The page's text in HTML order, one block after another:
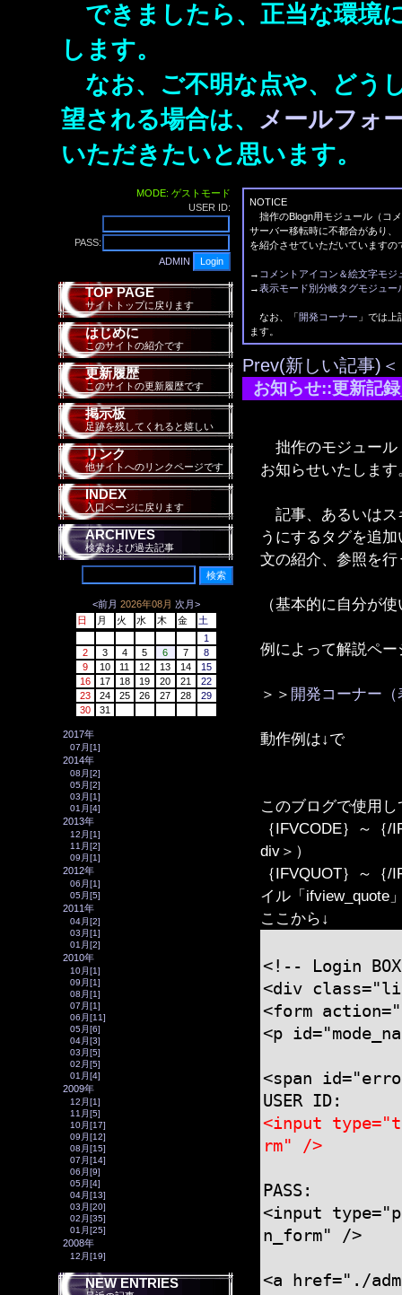
できましたら、正当な環境
します。
なお、ご不明な点や、どう
望される場合は、 メールフォ
いただきたいと思います。
MODE: ゲストモード
USER ID:
PASS:
ADMIN
TOP PAGE
サイトトップに戻ります
はじめに
このサイトの紹介です
更新履歴
このサイトの更新履歴です
掲示板
足跡を残してくれると嬉しい
リンク
他サイトへのリンクページです
INDEX
入口ページに戻ります
ARCHIVES
検索および過去記事
<前月 2026年08月 次月>
日
月 火 水 木 金
土
1
2
3 4 5 6 7
8
9
10 11 12 13 14
15
16
17 18 19 20 21
22
23
24 25 26 27 28
29
30
31
2017年
07月[1]
2014年
08月[2]
05月[2]
03月[1]
01月[4]
2013年
12月[1]
11月[2]
09月[1]
2012年
06月[1]
05月[5]
2011年
04月[2]
03月[1]
01月[2]
2010年
10月[1]
09月[1]
08月[1]
07月[1]
06月[11]
05月[6]
04月[3]
03月[5]
02月[5]
01月[4]
2009年
12月[1]
11月[5]
10月[17]
09月[12]
08月[15]
07月[14]
06月[9]
05月[4]
04月[13]
03月[20]
02月[35]
01月[25]
2008年
12月[19]
NEW ENTRIES
NOTICE
拙作のBlogn用モジュール（コ
サーバー移転時に不都合があり
を紹介させていただいていますの
→ コメントアイコン＆絵文字モジ
→表示モード別分岐タグモジュー
なお、「開発コーナー 」では
ます。
Prev(新しい記事)＜
お知らせ::更新記
拙作のモジュール
お知らせいたします
記事、あるいはス
うにするタグを追
文の紹介、参照を
（基本的に自分が
例によって解説ペ
＞＞ 開発コーナー
動作例は↓で
このブログで使用
｛IFVCODE｝～｛
div＞）
｛IFVQUOT｝～｛
イル「ifview_quote
ここから↓
<!-- Login
<div
<form
<p
<span
USER ID:
<input
rm" />
PASS:
<input
n_form" />
<a href="./